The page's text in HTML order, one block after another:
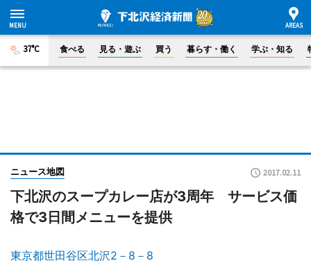
37°C 食べる 見る・遊ぶ 買う 暮らす・働く 学ぶ・知る
ニュース地図 2017.02.11
下北沢のスープカレー店が3周年 サービス価
格で3日間メニューを提供
東京都世田谷区北沢2－8－8